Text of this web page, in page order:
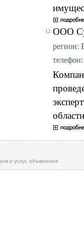
12. ООО
регион:
и услуг, объявления